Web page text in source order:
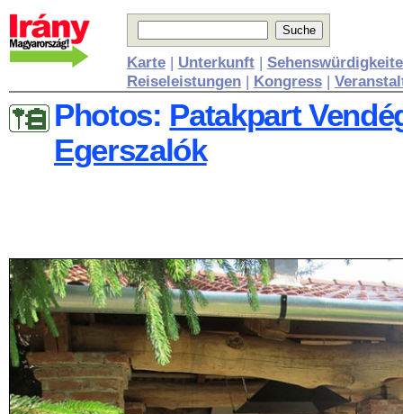
Karte| Unterkunft|
Reiseleistungen| Kongress|
Photos: Patakpart
Egerszalók